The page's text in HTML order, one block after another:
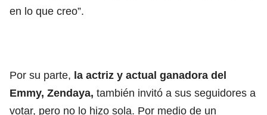
en lo que creo”.
Por su parte, la actriz y actual ganadora del
Emmy, Zendaya, también invitó a sus seguidores a
votar, pero no lo hizo sola. Por medio de un